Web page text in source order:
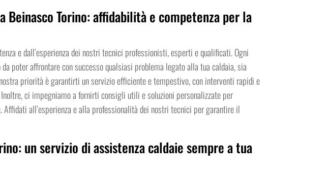
Torino: affidabilità e competenza per la
e dall’esperienza dei nostri tecnici professionisti, esperti e qualificati. Ogni
poter affrontare con successo qualsiasi problema legato alla tua caldaia, sia
priorità è garantirti un servizio efficiente e tempestivo, con interventi rapidi e
ci impegniamo a fornirti consigli utili e soluzioni personalizzate per
all’esperienza e alla professionalità dei nostri tecnici per garantire il
un servizio di assistenza caldaie sempre a tua